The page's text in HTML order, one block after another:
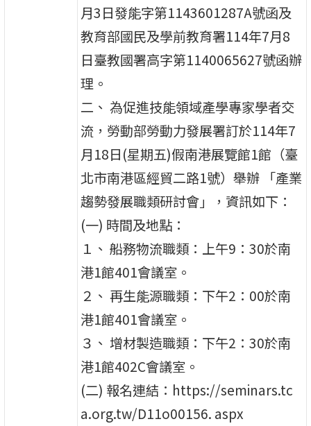
月3日發能字第1143601287A號函及
教育部國民及學前教育署114年7月8
日臺教國署高字第1140065627號函辦
理。
二、 為促進技能領域產學專家學者交
流，勞動部勞動力發展署訂於114年7
月18日(星期五)假南港展覽館1館（臺
北市南港區經貿二路1號）舉辦 「產業
趨勢發展職類研討會」，資訊如下：
(一) 時間及地點：
１、 船務物流職類：上午9：30於南
港1館401會議室。
２、 再生能源職類：下午2：00於南
港1館401會議室。
３、 增材製造職類：下午2：30於南
港1館402C會議室。
(二) 報名連結：https://seminars.tc
a.org.tw/D11o00156. aspx